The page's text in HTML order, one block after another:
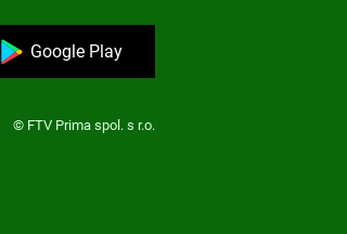
Google Play
© FTV Prima spol. s r.o.